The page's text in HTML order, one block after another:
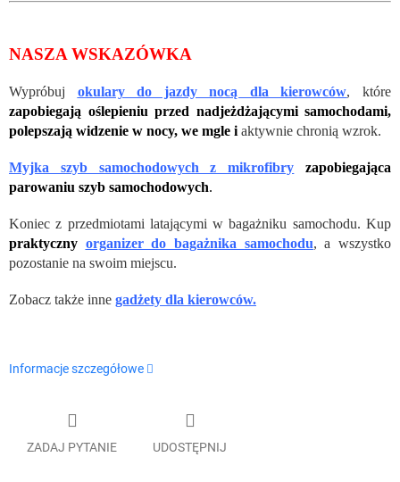
NASZA WSKAZÓWKA
Wypróbuj okulary do jazdy nocą dla kierowców, które
zapobiegają oślepieniu przed nadjeżdżającymi samochodami,
polepszają widzenie w nocy, we mgle i aktywnie chronią wzrok.
Myjka szyb samochodowych z mikrofibry
zapobiegająca
parowaniu szyb samochodowych.
Koniec z przedmiotami latającymi w bagażniku samochodu. Kup
praktyczny organizer do bagażnika samochodu, a wszystko
pozostanie na swoim miejscu.
Zobacz także inne gadżety dla kierowców.
Informacje szczegółowe
ZADAJ PYTANIE UDOSTĘPNIJ